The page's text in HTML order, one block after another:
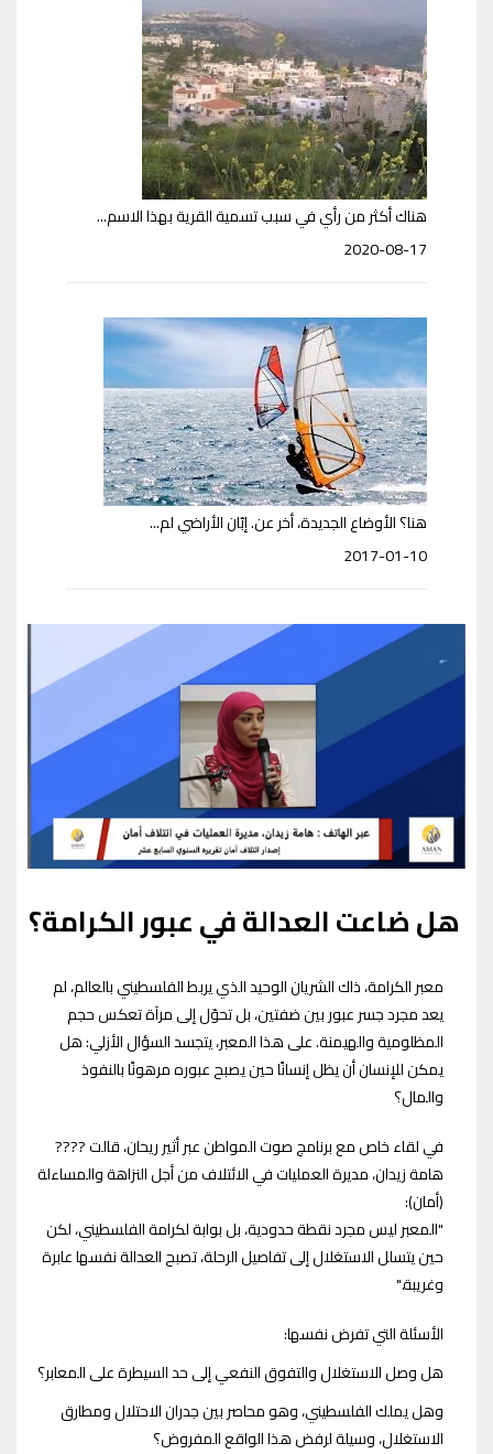
هناك أكثر من رأي في سبب تسمية القرية بهذا الاسم...
2020-08-17
هنا؟ الأوضاع الجديدة، أخر عن. إبّان الأراضي لم...
2017-01-10
هل ضاعت العدالة في عبور الكرامة؟
معبر الكرامة، ذاك الشريان الوحيد الذي يربط الفلسطيني بالعالم، لم
يعد مجرد جسر عبور بين ضفتين، بل تحوّل إلى مرآة تعكس حجم
المظلومية والهيمنة. على هذا المعبر، يتجسد السؤال الأزلي: هل
يمكن للإنسان أن يظل إنسانًا حين يصبح عبوره مرهونًا بالنفوذ
والمال؟
في لقاء خاص مع برنامج صوت المواطن عبر أثير ريحان، قالت ????
هامة زيدان، مديرة العمليات في الائتلاف من أجل النزاهة والمساءلة
(أمان):
"المعبر ليس مجرد نقطة حدودية، بل بوابة لكرامة الفلسطيني، لكن
حين يتسلل الاستغلال إلى تفاصيل الرحلة، تصبح العدالة نفسها عابرة
وغريبة."
الأسئلة التي تفرض نفسها:
هل وصل الاستغلال والتفوق النفعي إلى حد السيطرة على المعابر؟
وهل يملك الفلسطيني، وهو محاصر بين جدران الاحتلال ومطارق
الاستغلال، وسيلة لرفض هذا الواقع المفروض؟